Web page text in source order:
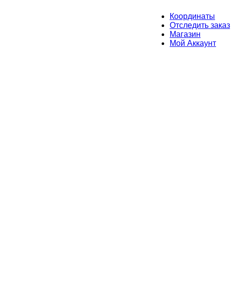
Координаты
Отследить заказ
Магазин
Мой Аккаунт